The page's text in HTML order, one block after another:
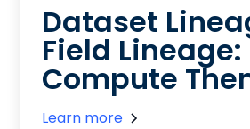
Dataset
Field
Compute
Learn more